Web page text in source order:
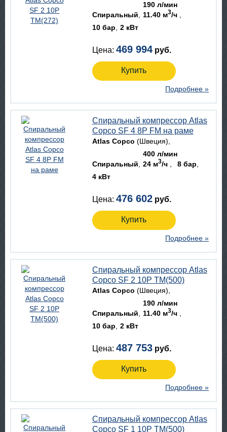
Спиральный
190 л/мин
11.40 м3/ч
10 бар
2 кВт
Цена: 469 994 руб.
Купить
Подробнее »
Спиральный компрессор Atlas
Copco SF 4 8P FM на раме
Atlas Copco (Швеция)
Спиральный
400 л/мин
24 м3/ч
8 бар
4 кВт
Цена: 476 602 руб.
Купить
Подробнее »
Спиральный компрессор Atlas
Copco SF 2 10P TM(500)
Atlas Copco (Швеция)
Спиральный
190 л/мин
11.40 м3/ч
10 бар
2 кВт
Цена: 487 753 руб.
Купить
Подробнее »
Спиральный компрессор Atlas
Copco SF 1 10P TM(500)